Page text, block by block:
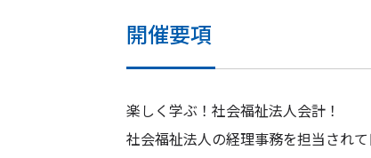
開催要項
楽しく学ぶ！社会福祉法人会計！
社会福祉法人の経理事務を担当され